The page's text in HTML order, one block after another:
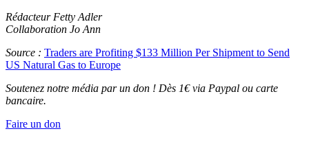
Rédacteur Fetty Adler
Collaboration Jo Ann
Source : Traders are Profiting $133 Million Per Shipment to Send
US Natural Gas to Europe
Soutenez notre média par un don ! Dès 1€ via Paypal ou carte
bancaire.
Faire un don